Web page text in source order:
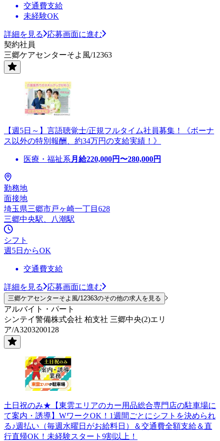
交通費支給
未経験OK
詳細を見る
応募画面に進む
契約社員
三郷ケアセンターそよ風/12363
【週5日～】言語聴覚士/正規フルタイム社員募集！《ボーナ
ス以外の特別報酬、約34万円の支給実績！》
医療・福祉系 月給220,000円〜280,000円
勤務地
面接地
埼玉県三郷市戸ヶ崎一丁目628
三郷中央駅、八潮駅
シフト
週5日からOK
交通費支給
詳細を見る 応募画面に進む
三郷ケアセンターそよ風/12363のその他の求人を見る
アルバイト・パート
シンテイ警備株式会社 柏支社 三郷中央(2)エリ
ア/A3203200128
土日祝のみ★【東雲エリアのカー用品総合専門店の駐車場に
て案内・誘導】WワークOK！1週間ごとにシフトを決められ
る♪週払い（毎週水曜日がお給料日）＆交通費全額支給＆直
行直帰OK！未経験スタート9割以上！